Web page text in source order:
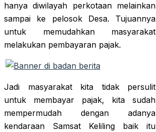
hanya diwilayah perkotaan melainkan
sampai ke pelosok Desa. Tujuannya
untuk memudahkan masyarakat
melakukan pembayaran pajak.
Jadi masyarakat kita tidak persulit
untuk membayar pajak, kita sudah
mempermudah dengan adanya
kendaraan Samsat Keliling baik itu